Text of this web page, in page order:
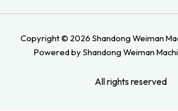
Copyright © 2026 Shandong Weiman
Powered by Shandong Weiman
All rights reserved